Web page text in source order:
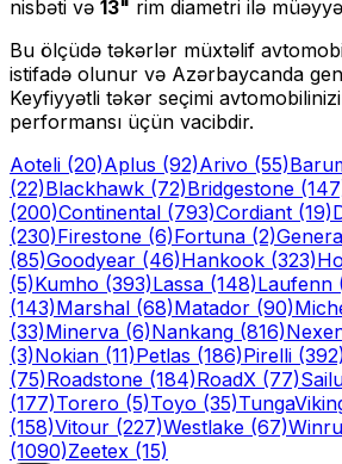
nisbəti və 13" rim diametri ilə
Bu ölçüdə təkərlər müxtəlif
istifadə olunur və Azərbaycanda
Keyfiyyətli təkər seçimi
performansı üçün vacibdir.
Aoteli (20)Aplus (92)Arivo (55)
(22)Blackhawk (72)Bridgestone
(200)Continental (793)Cordiant (19)
(230)Firestone (6)Fortuna (2)
(85)Goodyear (46)Hankook (323)
(5)Kumho (393)Lassa (148)Laufenn
(143)Marshal (68)Matador (90)
(33)Minerva (6)Nankang (816)
(3)Nokian (11)Petlas (186)Pirelli
(75)Roadstone (184)RoadX (77)
(177)Torero (5)Toyo (35)Tunga
(158)Vitour (227)Westlake (67)
(1090)Zeetex (15)